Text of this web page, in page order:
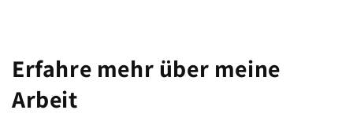
Erfahre mehr über meine
Arbeit